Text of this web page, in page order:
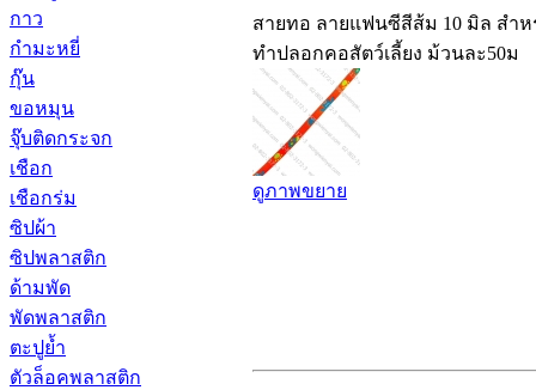
กาว
กำมะหยี่
กุ๊น
ขอหมุน
จุ๊บติดกระจก
เชือก
เชือกร่ม
ซิปผ้า
ซิปพลาสติก
ด้ามพัด
พัดพลาสติก
ตะปูย้ำ
ตัวล็อคพลาสติก
สายทอ ลายแฟนซีสีส้ม 10 มิล สำห
ทำปลอกคอสัตว์เลี้ยง ม้วนละ50ม
ดูภาพขยาย